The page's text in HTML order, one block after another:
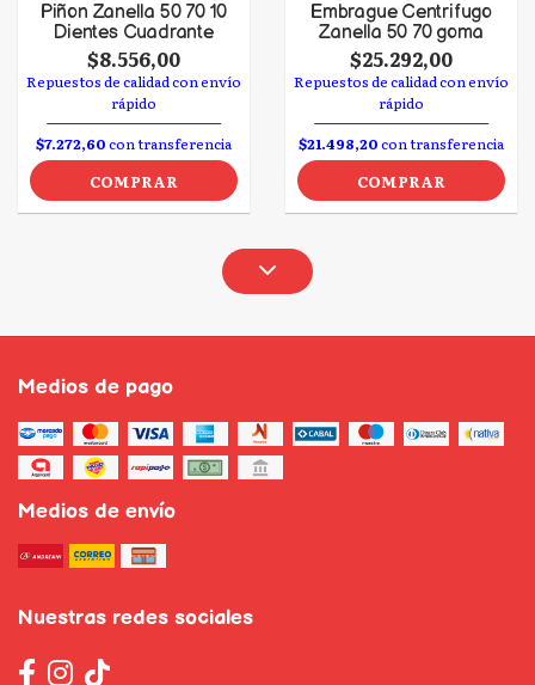
Piñon Zanella 50 70 10
Dientes Cuadrante
$8.556,00
Repuestos de calidad con envío
rápido
$7.272,60con transferencia
COMPRAR
Embrague Centrifugo
Zanella 50 70 goma
$25.292,00
Repuestos de calidad con envío
rápido
$21.498,20con transferencia
COMPRAR
Medios de pago
Medios de envío
Nuestras redes sociales